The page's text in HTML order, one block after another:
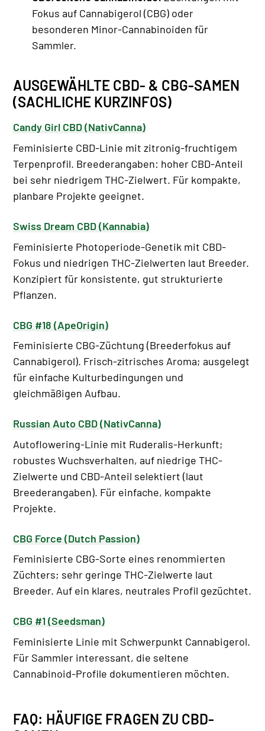
Fokus auf Cannabigerol (CBG) oder
besonderen Minor-Cannabinoiden für
Sammler.
AUSGEWÄHLTE CBD- & CBG-SAMEN
(SACHLICHE KURZINFOS)
Candy Girl CBD (NativCanna)
Feminisierte CBD-Linie mit zitronig-fruchtigem
Terpenprofil. Breederangaben: hoher CBD-Anteil
bei sehr niedrigem THC-Zielwert. Für kompakte,
planbare Projekte geeignet.
Swiss Dream CBD (Kannabia)
Feminisierte Photoperiode-Genetik mit CBD-
Fokus und niedrigen THC-Zielwerten laut Breeder.
Konzipiert für konsistente, gut strukturierte
Pflanzen.
CBG #18 (ApeOrigin)
Feminisierte CBG-Züchtung (Breederfokus auf
Cannabigerol). Frisch-zitrisches Aroma; ausgelegt
für einfache Kulturbedingungen und
gleichmäßigen Aufbau.
Russian Auto CBD (NativCanna)
Autoflowering-Linie mit Ruderalis-Herkunft;
robustes Wuchsverhalten, auf niedrige THC-
Zielwerte und CBD-Anteil selektiert (laut
Breederangaben). Für einfache, kompakte
Projekte.
CBG Force (Dutch Passion)
Feminisierte CBG-Sorte eines renommierten
Züchters; sehr geringe THC-Zielwerte laut
Breeder. Auf ein klares, neutrales Profil gezüchtet.
CBG #1 (Seedsman)
Feminisierte Linie mit Schwerpunkt Cannabigerol.
Für Sammler interessant, die seltene
Cannabinoid-Profile dokumentieren möchten.
FAQ: HÄUFIGE FRAGEN ZU CBD-